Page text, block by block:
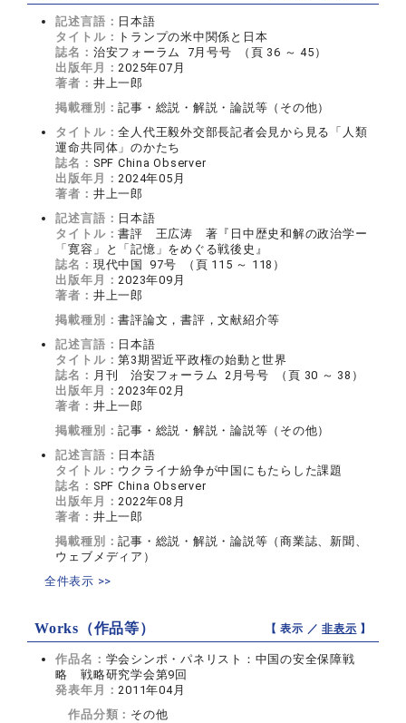
記述言語： 日本語
タイトル： トランプの米中関係と日本
誌名： 治安フォーラム 7月号号 （頁 36 ～ 45）
出版年月：2025年07月
著者： 井上一郎
掲載種別：記事・総説・解説・論説等（その他）
タイトル：全人代王毅外交部長記者会見から見る「人類
運命共同体」のかたち
誌名： SPF China Observer
出版年月：2024年05月
著者： 井上一郎
記述言語： 日本語
タイトル：書評 王広涛 著『日中歴史和解の政治学ー
「寛容」と「記憶」をめぐる戦後史』
誌名： 現代中国 97号 （頁 115 ～ 118）
出版年月：2023年09月
著者： 井上一郎
掲載種別：書評論文，書評，文献紹介等
記述言語： 日本語
タイトル：第3期習近平政権の始動と世界
誌名： 月刊 治安フォーラム 2月号号 （頁 30 ～ 38）
出版年月：2023年02月
著者： 井上一郎
掲載種別：記事・総説・解説・論説等（その他）
記述言語： 日本語
タイトル： ウクライナ紛争が中国にもたらした課題
誌名： SPF China Observer
出版年月：2022年08月
著者： 井上一郎
掲載種別：記事・総説・解説・論説等（商業誌、新聞、
ウェブメディア）
全件表示 >>
Works（作品等） 【 表示 ／非表示 】
作品名： 学会シンポ・パネリスト：中国の安全保障戦
略 戦略研究学会第9回
発表年月：2011年04月
作品分類： その他